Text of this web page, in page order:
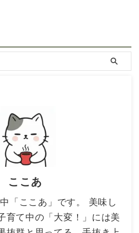
ここあ
「ここあ」です。 美味し
育て中の「大変！」には美